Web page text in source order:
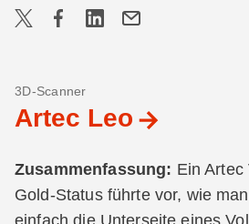
3D-Scanner
Artec Leo
Zusammenfassung: Ein
Gold-Status führte vor, wie
einfach die Unterseite eines